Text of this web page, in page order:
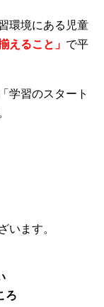
環境にある児童
えること」 で平
学習のスタート
います。
ろ